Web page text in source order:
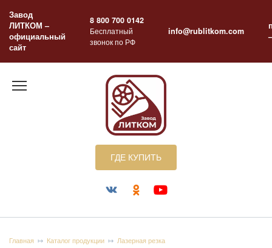
содержанию
Завод
ЛИТКОМ –
официальный
сайт
8 800 700 0142
Бесплатный
звонок по РФ
info@rublitkom.com
ГДЕ КУПИТЬ
Главная Каталог продукции Лазерная резка